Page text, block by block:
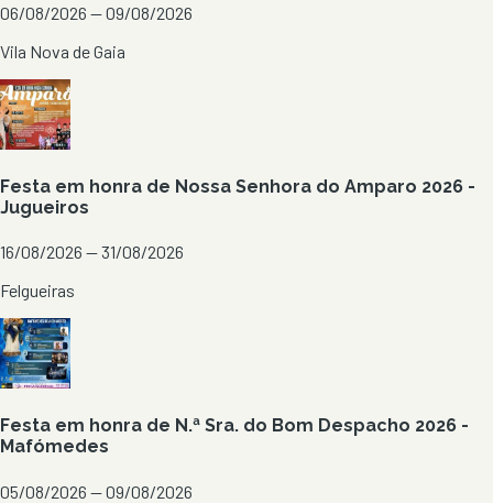
06/08/2026 — 09/08/2026
Vila Nova de Gaia
Festa em honra de Nossa Senhora do Amparo 2026 -
Jugueiros
16/08/2026 — 31/08/2026
Felgueiras
Festa em honra de N.ª Sra. do Bom Despacho 2026 -
Mafómedes
05/08/2026 — 09/08/2026